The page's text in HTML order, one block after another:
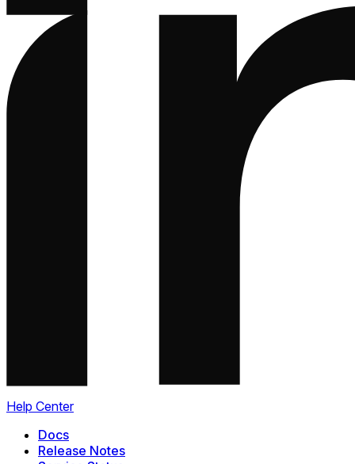
Help Center
Docs
Release Notes